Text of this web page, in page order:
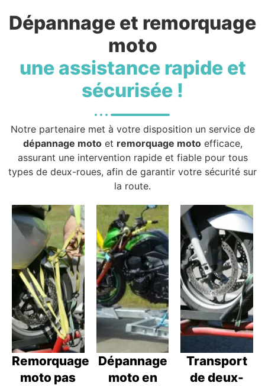
Dépannage et remorquage
moto
une assistance rapide et
sécurisée !
Notre partenaire met à votre disposition un service de
dépannage motoet remorquage motoefficace,
assurant une intervention rapide et fiable pour tous
types de deux-roues, afin de garantir votre sécurité sur
la route.
Remorquage
moto pas
Dépannage
moto en
Transport
de deux-